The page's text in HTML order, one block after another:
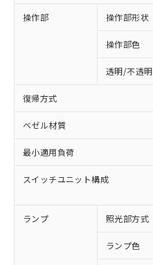
操作部 操作部形状
操作部色
透明/不透明
復帰方式
ベゼル材質
最小適用負荷
スイッチユニット構成
ランプ 照光部方式
ランプ色